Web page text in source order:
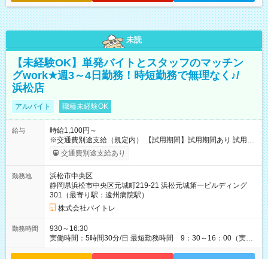
未読
【未経験OK】単発バイトとスタッフのマッチン
グwork★週3～4日勤務！時短勤務で無理なく♪/
浜松店
アルバイト 職種未経験OK
給与
時給1,100円～
※交通費別途支給（規定内） 【試用期間】試用期間あり 試用期
間の長さ：2ヶ月 雇用形態、給与は本採用時と同じです。
交通費別途支給あり
勤務地
浜松市中央区
静岡県浜松市中央区元城町219-21 浜松元城第一ビルディング
301（最寄り駅：遠州病院駅）
株式会社バイトレ
勤務時間
930～16:30
実働時間：5時間30分/日 最短勤務時間 9：30～16：00（実働
5.5時間） 9：30～16：30（実働6時間）、9：30～17：00（実